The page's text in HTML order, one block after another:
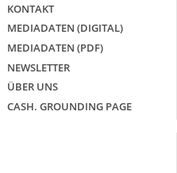
KONTAKT
MEDIADATEN (DIGITAL)
MEDIADATEN (PDF)
NEWSLETTER
ÜBER UNS
CASH. GROUNDING PAGE